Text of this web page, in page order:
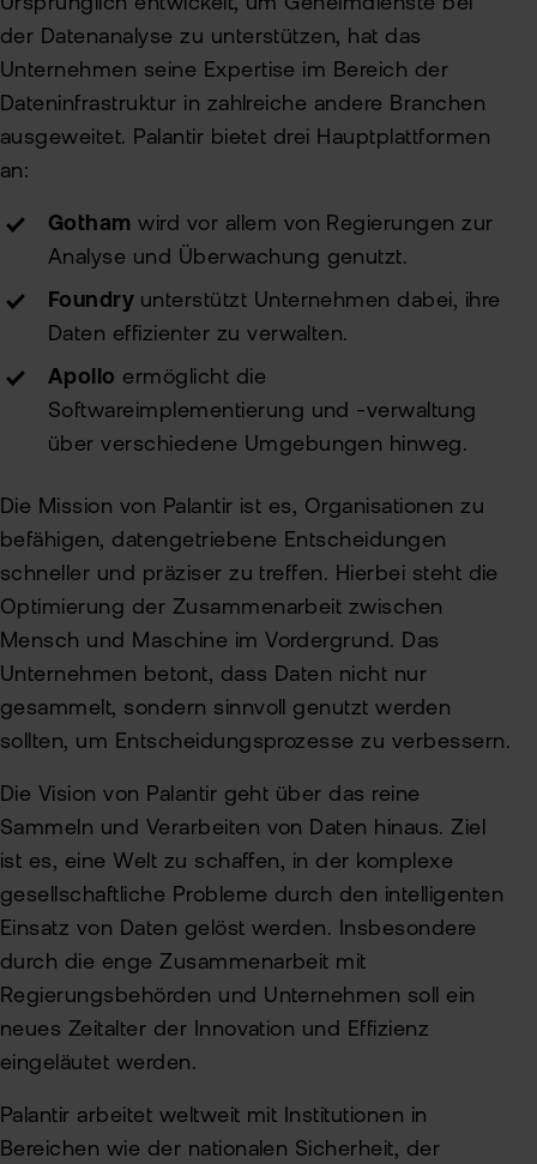
der Datenanalyse zu unterstützen, hat das
Unternehmen seine Expertise im Bereich der
Dateninfrastruktur in zahlreiche andere Branchen
ausgeweitet. Palantir bietet drei Hauptplattformen
an:
Gotham wird vor allem von Regierungen zur
Analyse und Überwachung genutzt.
Foundry unterstützt Unternehmen dabei, ihre
Daten effizienter zu verwalten.
Apollo ermöglicht die
Softwareimplementierung und -verwaltung
über verschiedene Umgebungen hinweg.
Die Mission von Palantir ist es, Organisationen zu
befähigen, datengetriebene Entscheidungen
schneller und präziser zu treffen. Hierbei steht die
Optimierung der Zusammenarbeit zwischen
Mensch und Maschine im Vordergrund. Das
Unternehmen betont, dass Daten nicht nur
gesammelt, sondern sinnvoll genutzt werden
sollten, um Entscheidungsprozesse zu verbessern.
Die Vision von Palantir geht über das reine
Sammeln und Verarbeiten von Daten hinaus. Ziel
ist es, eine Welt zu schaffen, in der komplexe
gesellschaftliche Probleme durch den intelligenten
Einsatz von Daten gelöst werden. Insbesondere
durch die enge Zusammenarbeit mit
Regierungsbehörden und Unternehmen soll ein
neues Zeitalter der Innovation und Effizienz
eingeläutet werden.
Palantir arbeitet weltweit mit Institutionen in
Bereichen wie der nationalen Sicherheit, der